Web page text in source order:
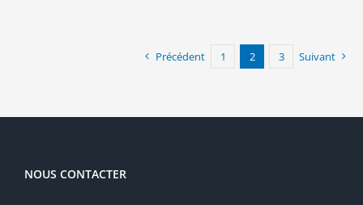
Précédent 1 2 3 Suivant
NOUS CONTACTER